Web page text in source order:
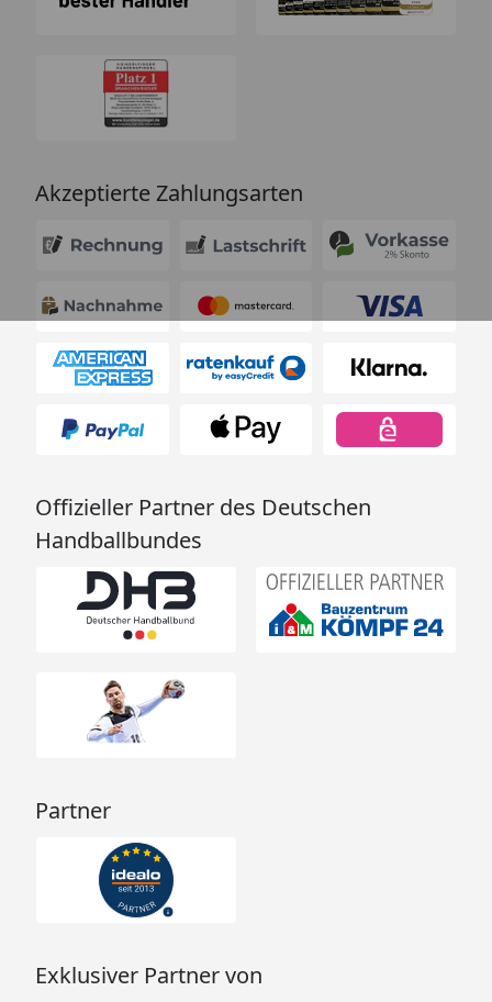
Akzeptierte Zahlungsarten
Offizieller Partner des Deutschen
Handballbundes
Partner
Exklusiver Partner von